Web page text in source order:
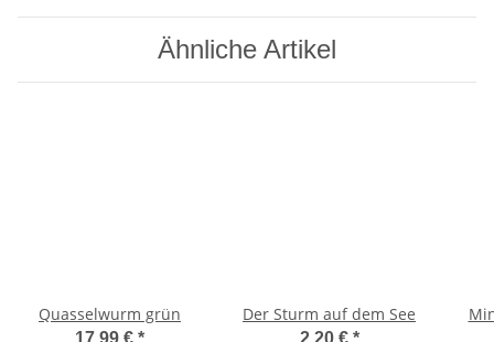
Ähnliche Artikel
Quasselwurm grün
17,99 € *
Der Sturm auf dem See
2,20 € *